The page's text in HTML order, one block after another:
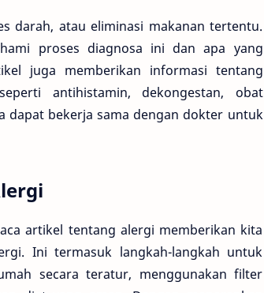
darah, atau eliminasi makanan tertentu.
proses diagnosa ini dan apa yang
juga memberikan informasi tentang
antihistamin, dekongestan, obat
bekerja sama dengan dokter untuk
artikel tentang alergi memberikan kita
Ini termasuk langkah-langkah untuk
secara teratur, menggunakan filter